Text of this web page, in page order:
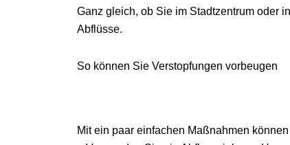
Ganz gleich, ob Sie im Stadtzentrum oder
Abflüsse.
So können Sie Verstopfungen vorbeugen
Mit ein paar einfachen Maßnahmen